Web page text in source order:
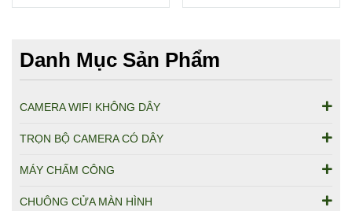
Danh Mục Sản Phẩm
CAMERA WIFI KHÔNG DÂY
TRỌN BỘ CAMERA CÓ DÂY
MÁY CHẤM CÔNG
CHUÔNG CỬA MÀN HÌNH